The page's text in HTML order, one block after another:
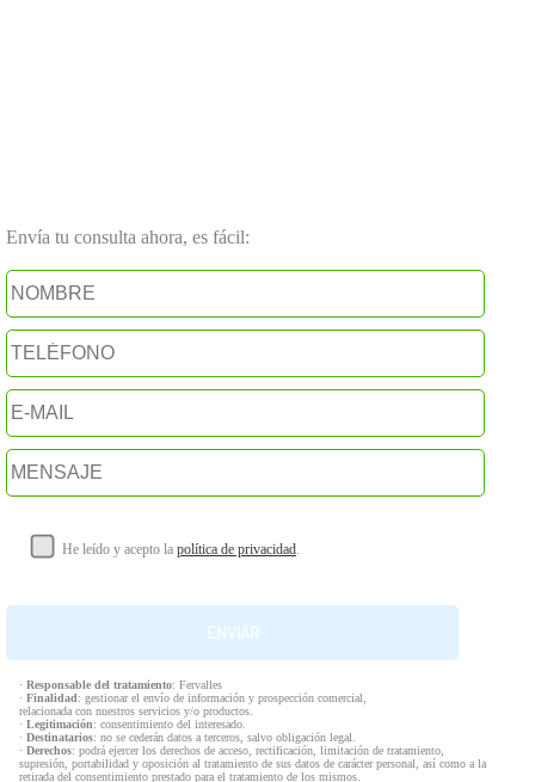
Envía tu consulta ahora, es fácil:
He leído y acepto la política de privacidad.
· Responsable del tratamiento: Fervalles
· Finalidad: gestionar el envío de información y prospección comercial,
relacionada con nuestros servicios y/o productos.
· Legitimación: consentimiento del interesado.
· Destinatarios: no se cederán datos a terceros, salvo obligación legal.
· Derechos: podrá ejercer los derechos de acceso, rectificación, limitación de tratamiento,
supresión, portabilidad y oposición al tratamiento de sus datos de carácter personal, así como a la
retirada del consentimiento prestado para el tratamiento de los mismos.